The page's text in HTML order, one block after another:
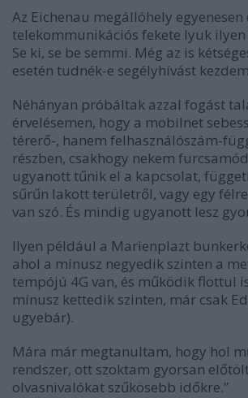
Az Eichenau megállóhely egyenesen
telekommunikációs fekete lyuk
Se ki, se be semmi. Még az is
esetén tudnék-e segélyhívást
Néhányan próbáltak azzal fogást
érvelésemen, hogy a mobilnet
térerő-, hanem felhasználószám-
részben, csakhogy nekem
ugyanott tűnik el a kapcsolat,
sűrűn lakott területről, vagy egy
van szó. És mindig ugyanott lesz
Ilyen például a Marienplazt
ahol a mínusz negyedik szinten a
tempójú 4G van, és működik flottul
mínusz kettedik szinten, már csak
ugyebár).
Mára már megtanultam, hogy hol
rendszer, ott szoktam gyorsan
olvasnivalókat szűkösebb időkre.”